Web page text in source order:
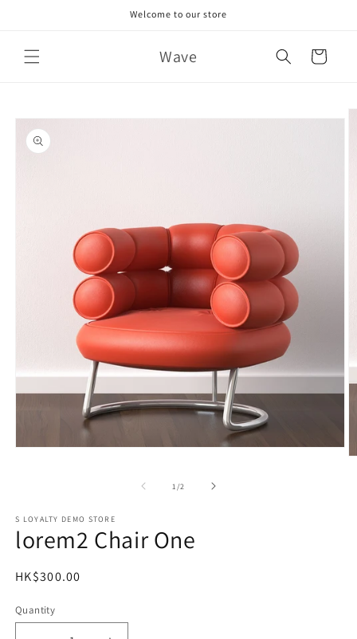
Welcome to our store
Wave Cart
product
information
1/of2
S LOYALTY DEMO STORE
lorem2 Chair One
Regular
HK$300.00
Quantity